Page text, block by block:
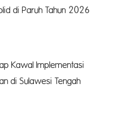
di Paruh Tahun 2026
Kawal Implementasi
di Sulawesi Tengah